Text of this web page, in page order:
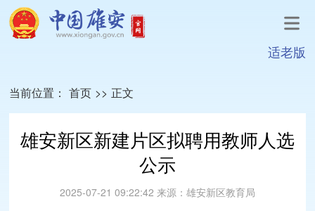
适老版
当前位置： 首页 >> 正文
雄安新区新建片区拟聘用教师人选
公示
2025-07-21 09:22:42 来源： 雄安新区教育局